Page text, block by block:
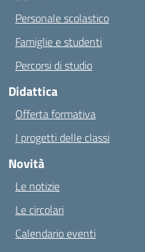
Personale scolastico
Famiglie e studenti
Percorsi di studio
Didattica
Offerta formativa
I progetti delle classi
Novità
Le notizie
Le circolari
Calendario eventi